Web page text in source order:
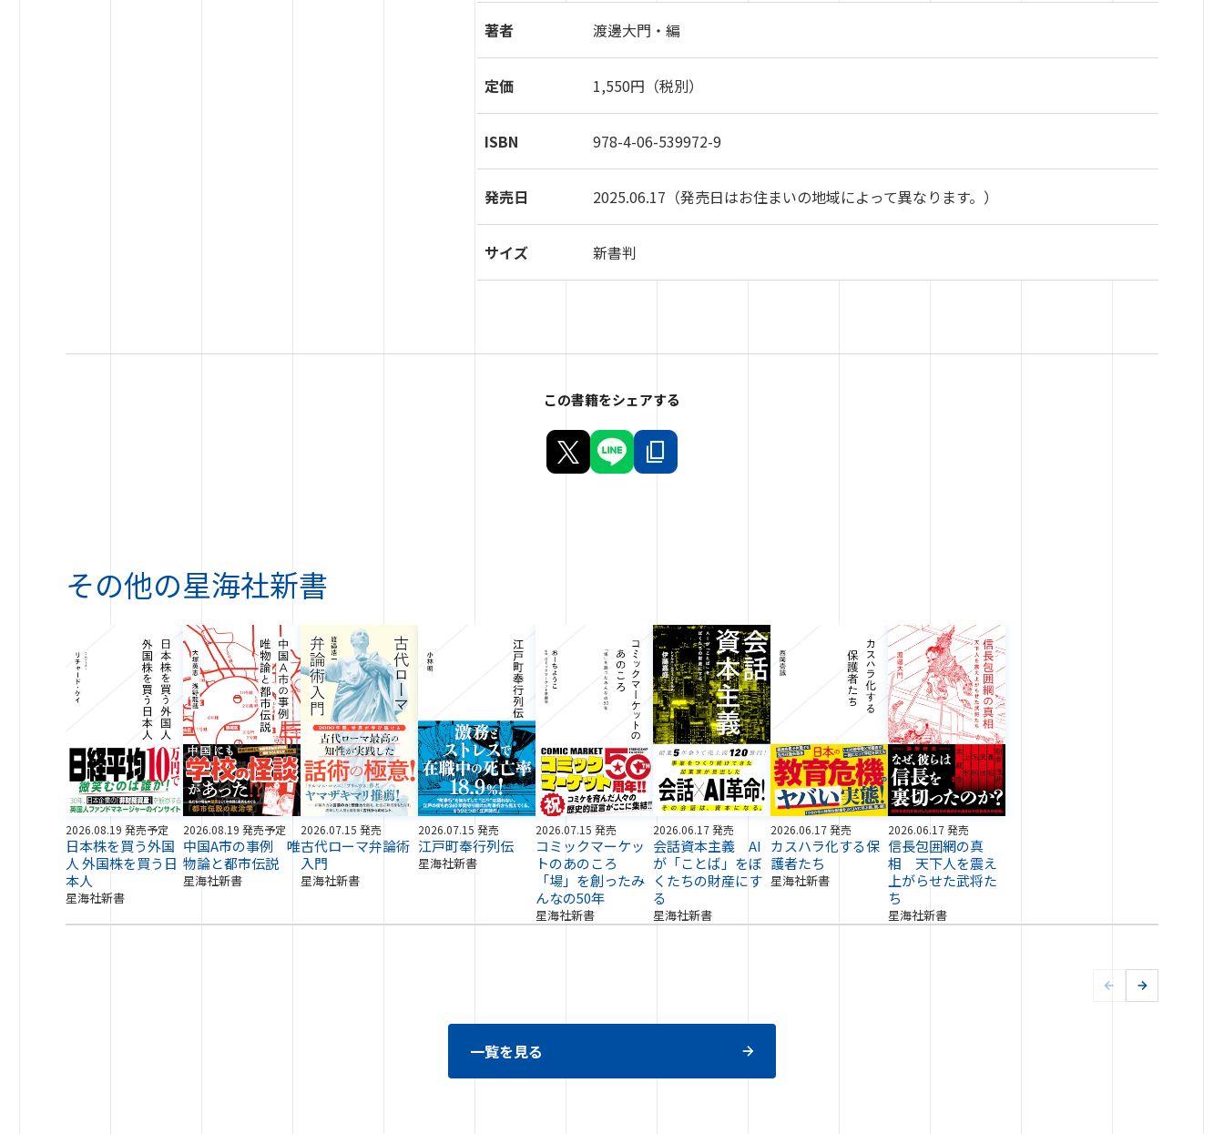
著者 渡邊大門・編
定価 1,550円（税別）
ISBN 978-4-06-539972-9
発売日 2025.06.17 （発売日はお住まいの地域によって異なります。）
サイズ 新書判
この書籍をシェアする
その他の星海社新書
2026.08.19 発売予定
日本株を買う外国
人 外国株を買う日
本人
星海社新書
2026.08.19 発売予定
中国A市の事例 唯
物論と都市伝説
星海社新書
2026.07.15 発売
古代ローマ弁論術
入門
星海社新書
2026.07.15 発売
江戸町奉行列伝
星海社新書
2026.07.15 発売
コミックマーケッ
トのあのころ
「場」を創ったみ
んなの50年
星海社新書
2026.06.17 発売
会話資本主義 AI
が「ことば」をぼ
くたちの財産にす
る
星海社新書
2026.06.17 発売
カスハラ化する保
護者たち
星海社新書
2026.06.17 発売
信長包囲網の真
相 天下人を震え
上がらせた武将た
ち
星海社新書
一覧を見る